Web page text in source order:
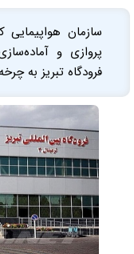
سازمان
پروازی و
فرودگاه تبریز به